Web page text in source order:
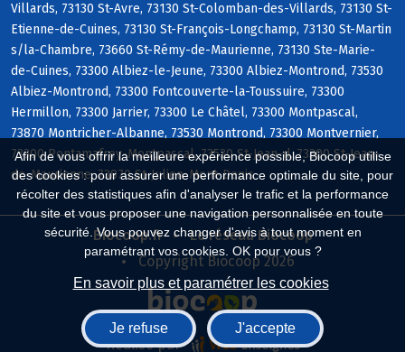
Afin de vous offrir la meilleure expérience possible, Biocoop utilise
des cookies : pour assurer une performance optimale du site, pour
récolter des statistiques afin d'analyser le trafic et la performance
du site et vous proposer une navigation personnalisée en toute
sécurité. Vous pouvez changer d'avis à tout moment en
paramétrant vos cookies. OK pour vous ?
En savoir plus et paramétrer les cookies
Je refuse J'accepte
Villards, 73130 St-Avre, 73130 St-Colomban-des-Villards, 73130 St-
Etienne-de-Cuines, 73130 St-François-Longchamp, 73130 St-Martin
s/la-Chambre, 73660 St-Rémy-de-Maurienne, 73130 Ste-Marie-
de-Cuines, 73300 Albiez-le-Jeune, 73300 Albiez-Montrond, 73530
Albiez-Montrond, 73300 Fontcouverte-la-Toussuire, 73300
Hermillon, 73300 Jarrier, 73300 Le Châtel, 73300 Montpascal,
73870 Montricher-Albanne, 73530 Montrond, 73300 Montvernier,
73300 Pontamafrey-Montpascal, 73530 St-Jean-d, 73300 St-Jean-
de-Maurienne, 73870 St-Julien-Mont-Denis
Biocoop.fr
Le réseau Biocoop
Copyright Biocoop 2026
Réalisé par